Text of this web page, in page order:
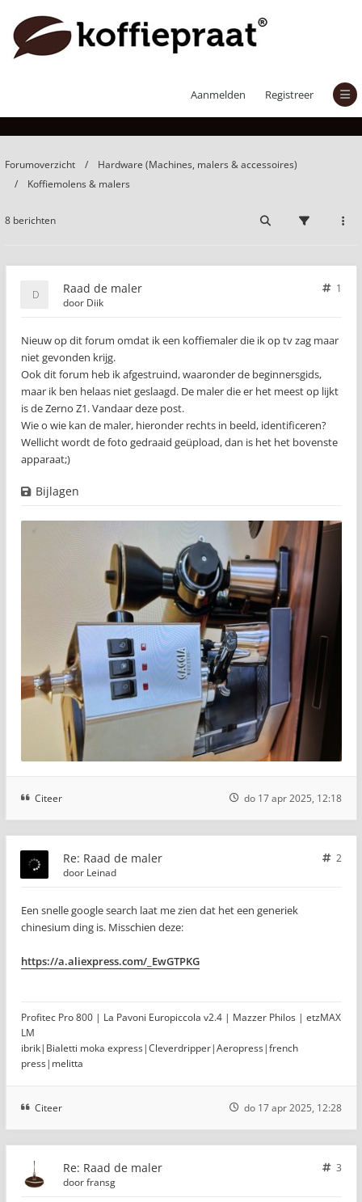
Aanmelden Registreer
Forumoverzicht
Hardware (Machines, malers & accessoires)
Koffiemolens & malers
8 berichten
Raad de maler
1
door Diik
Nieuw op dit forum omdat ik een koffiemaler die ik op tv zag maar
niet gevonden krijg.
Ook dit forum heb ik afgestruind, waaronder de beginnersgids,
maar ik ben helaas niet geslaagd. De maler die er het meest op lijkt
is de Zerno Z1. Vandaar deze post.
Wie o wie kan de maler, hieronder rechts in beeld, identificeren?
Wellicht wordt de foto gedraaid geüpload, dan is het het bovenste
apparaat;)
Bijlagen
Citeer do 17 apr 2025, 12:18
Re: Raad de maler
2
door Leinad
Een snelle google search laat me zien dat het een generiek
chinesium ding is. Misschien deze:
https://a.aliexpress.com/_EwGTPKG
Profitec Pro 800 | La Pavoni Europiccola v2.4 | Mazzer Philos | etzMAX
LM
ibrik|Bialetti moka express|Cleverdripper|Aeropress|french
press|melitta
Citeer do 17 apr 2025, 12:28
Re: Raad de maler
3
doorfransg